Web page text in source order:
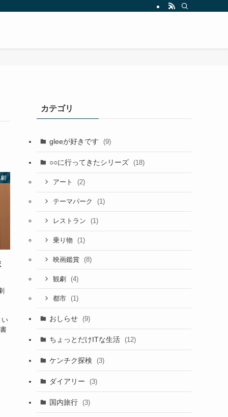
い
カテゴリ
gleeが好きです (9)
○○に行ってきたシリーズ (18)
アート (2)
テーマパーク (1)
レストラン (1)
乗り物 (1)
映画鑑賞 (8)
観劇 (4)
都市 (1)
おしらせ (9)
ちょっとだけITな生活 (12)
ケンチク探検 (3)
ダイアリー (3)
国内旅行 (3)